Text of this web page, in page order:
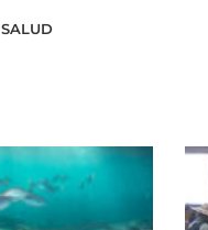
SALUD